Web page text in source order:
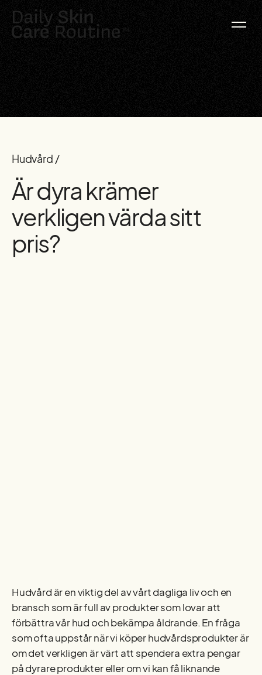
Hudvård /
Är dyra krämer
verkligen värda sitt
pris?
Hudvård är en viktig del av vårt dagliga liv och en
bransch som är full av produkter som lovar att
förbättra vår hud och bekämpa åldrande. En fråga
som ofta uppstår när vi köper hudvårdsprodukter är
om det verkligen är värt att spendera extra pengar
på dyrare produkter eller om vi kan få liknande